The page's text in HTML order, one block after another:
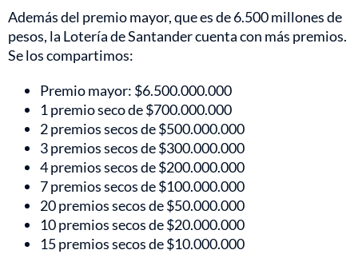
Además del premio mayor, que es de 6.500 millones de
pesos, la Lotería de Santander cuenta con más premios.
Se los compartimos:
Premio mayor: $6.500.000.000
1 premio seco de $700.000.000
2 premios secos de $500.000.000
3 premios secos de $300.000.000
4 premios secos de $200.000.000
7 premios secos de $100.000.000
20 premios secos de $50.000.000
10 premios secos de $20.000.000
15 premios secos de $10.000.000